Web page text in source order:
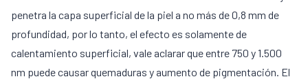
penetra la capa superficial de la piel a no más de 0,8 mm de
profundidad, por lo tanto, el efecto es solamente de
calentamiento superficial, vale aclarar que entre 750 y 1.500
nm puede causar quemaduras y aumento de pigmentación. El